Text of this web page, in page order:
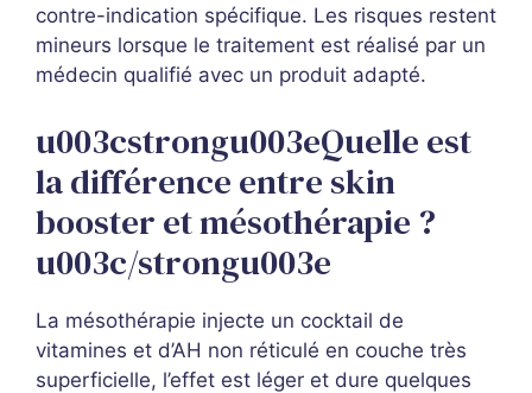
contre-indication spécifique. Les risques restent
mineurs lorsque le traitement est réalisé par un
médecin qualifié avec un produit adapté.
u003cstrongu003eQuelle est
la différence entre skin
booster et mésothérapie ?
u003c/strongu003e
La mésothérapie injecte un cocktail de
vitamines et d’AH non réticulé en couche très
superficielle, l’effet est léger et dure quelques